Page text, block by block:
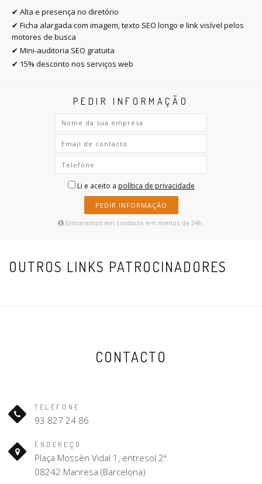
✔ Alta e presença no diretório
✔ Ficha alargada com imagem, texto SEO longo e link visível pelos
motores de busca
✔ Mini-auditoria SEO gratuita
✔ 15% desconto nos serviços web
PEDIR INFORMAÇÃO
Li e aceito a política de privacidade
PEDIR INFORMAÇÃO
Entraremos em contacto em menos de 24h.
OUTROS LINKS PATROCINADORES
CONTACTO
TELEFONE
93 827 24 86
ENDEREÇO
Plaça Mossèn Vidal 1, entresol 2ª
08242 Manresa (Barcelona)